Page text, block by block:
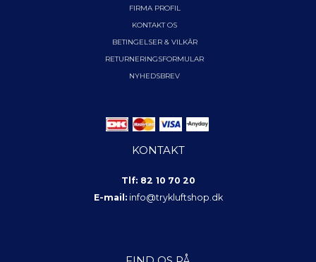
FIRMA PROFIL
KONTAKT OS
BETINGELSER & VILKÅR
RETURNERINGSFORMULAR
NYHEDSBREV
KONTAKT
Tlf: 82 10 70 20
E-mail: info@trykluftshop.dk